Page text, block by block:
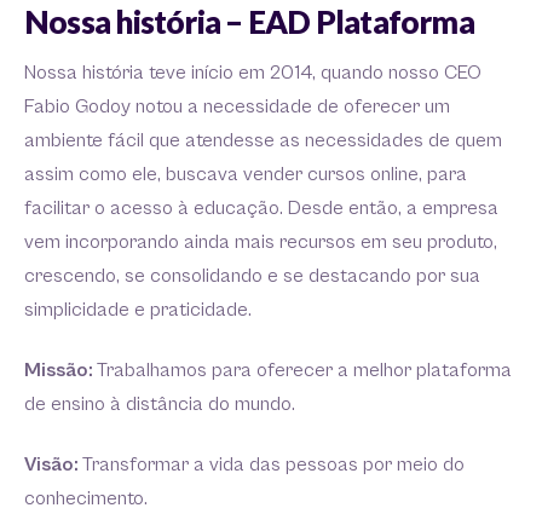
Nossa história – EAD Plataforma
Nossa história teve início em 2014, quando nosso CEO
Fabio Godoy notou a necessidade de oferecer um
ambiente fácil que atendesse as necessidades de quem
assim como ele, buscava vender cursos online, para
facilitar o acesso à educação. Desde então, a empresa
vem incorporando ainda mais recursos em seu produto,
crescendo, se consolidando e se destacando por sua
simplicidade e praticidade.
Missão: Trabalhamos para oferecer a melhor plataforma
de ensino à distância do mundo.
Visão: Transformar a vida das pessoas por meio do
conhecimento.